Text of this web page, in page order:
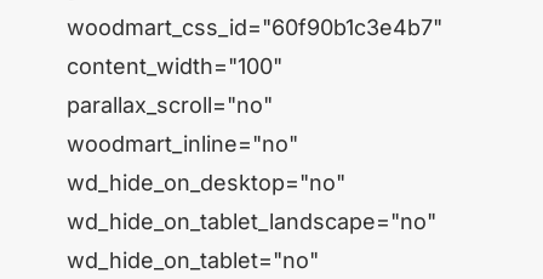
woodmart_css_id="60f90b1c3e4b7"
content_width="100"
parallax_scroll="no"
woodmart_inline="no"
wd_hide_on_desktop="no"
wd_hide_on_tablet_landscape="no"
wd_hide_on_tablet="no"